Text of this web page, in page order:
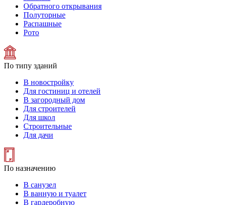
Обратного открывания
Полуторные
Распашные
Рото
По типу зданий
В новостройку
Для гостиниц и отелей
В загородный дом
Для строителей
Для школ
Строительные
Для дачи
По назначению
В санузел
В ванную и туалет
В гардеробную